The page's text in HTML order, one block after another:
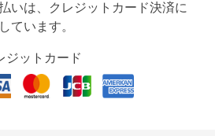
いは、クレジットカード決済に
ています。
ジットカード